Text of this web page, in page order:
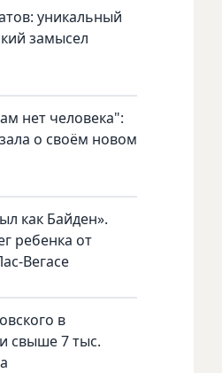
уникальный
замысел
нет человека":
о своём новом
как Байден».
ребенка от
Вегасе
в
свыше 7 тыс.